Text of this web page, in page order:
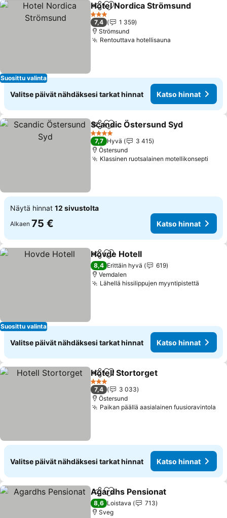
Suosittu valinta
Jaa Lisää suosikkeihin
Hotel Nordica Strömsund
3 Tähtiluokitus
7,4
1 359
Strömsund
Rentouttava hotellisauna
Valitse päivät nähdäksesi tarkat hinnat Katso hinnat
Jaa Lisää suosikkeihin
Scandic Östersund Syd
4 Tähtiluokitus
7,7 Hyvä
3 415
Östersund
Klassinen ruotsalainen motellikonsepti
Näytä hinnat 12 sivustolta
Alkaen 75 € Katso hinnat
Suosittu valinta
Jaa Lisää suosikkeihin
Hovde Hotell
8,4 Erittäin hyvä
619
Vemdalen
Lähellä hissilippujen myyntipistettä
Valitse päivät nähdäksesi tarkat hinnat Katso hinnat
Jaa Lisää suosikkeihin
Hotell Stortorget
3 Tähtiluokitus
7,4
3 033
Östersund
Paikan päällä aasialainen fuusioravintola
Valitse päivät nähdäksesi tarkat hinnat Katso hinnat
Jaa Lisää suosikkeihin
Agardhs Pensionat
8,6 Loistava
713
Sveg